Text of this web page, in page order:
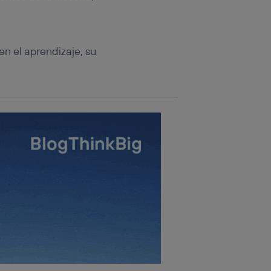
el aprendizaje, su
que